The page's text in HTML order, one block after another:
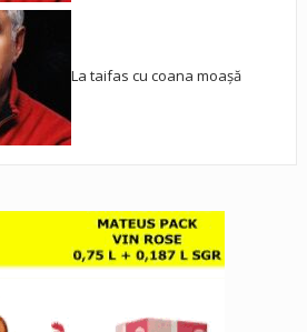
La taifas cu coana moașă